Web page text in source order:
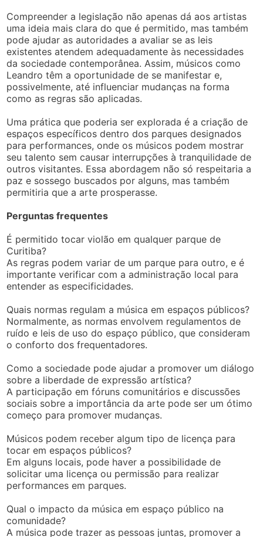
Compreender a legislação não apenas dá aos artistas
uma ideia mais clara do que é permitido, mas também
pode ajudar as autoridades a avaliar se as leis
existentes atendem adequadamente às necessidades
da sociedade contemporânea. Assim, músicos como
Leandro têm a oportunidade de se manifestar e,
possivelmente, até influenciar mudanças na forma
como as regras são aplicadas.
Uma prática que poderia ser explorada é a criação de
espaços específicos dentro dos parques designados
para performances, onde os músicos podem mostrar
seu talento sem causar interrupções à tranquilidade de
outros visitantes. Essa abordagem não só respeitaria a
paz e sossego buscados por alguns, mas também
permitiria que a arte prosperasse.
Perguntas frequentes
É permitido tocar violão em qualquer parque de
Curitiba?
As regras podem variar de um parque para outro, e é
importante verificar com a administração local para
entender as especificidades.
Quais normas regulam a música em espaços públicos?
Normalmente, as normas envolvem regulamentos de
ruído e leis de uso do espaço público, que consideram
o conforto dos frequentadores.
Como a sociedade pode ajudar a promover um diálogo
sobre a liberdade de expressão artística?
A participação em fóruns comunitários e discussões
sociais sobre a importância da arte pode ser um ótimo
começo para promover mudanças.
Músicos podem receber algum tipo de licença para
tocar em espaços públicos?
Em alguns locais, pode haver a possibilidade de
solicitar uma licença ou permissão para realizar
performances em parques.
Qual o impacto da música em espaço público na
comunidade?
A música pode trazer as pessoas juntas, promover a